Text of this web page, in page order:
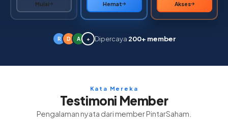
Mulai Hemat Akses
R D A + Dipercaya 200+ member
Kata Mereka
Testimoni Member
Pengalaman nyata dari member PintarSaham.